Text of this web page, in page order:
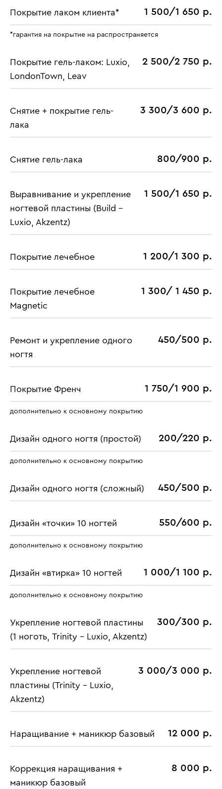
Покрытие лаком клиента* 1 500/1 650 р.
*гарантия на покрытие на распространяется
Покрытие гель-лаком: Luxio,
LondonTown, Leav
2 500/2 750 р.
Снятие + покрытие гель-
лака
3 300/3 600 р.
Снятие гель-лака 800/900 р.
Выравнивание и укрепление
ногтевой пластины (Build -
Luxio, Akzentz)
1 500/1 650 р.
Покрытие лечебное 1 200/1 300 р.
Покрытие лечебное
Magnetic
1 300/ 1 450 р.
Ремонт и укрепление одного
ногтя
450/500 р.
Покрытие Френч 1 750/1 900 р.
дополнительно к основному покрытию
Дизайн одного ногтя (простой) 200/220 р.
дополнительно к основному покрытию
Дизайн одного ногтя (сложный) 450/500 р.
Дизайн «точки» 10 ногтей 550/600 р.
дополнительно к основному покрытию
Дизайн «втирка» 10 ногтей 1 000/1 100 р.
дополнительно к основному покрытию
Укрепление ногтевой пластины
(1 ноготь, Trinity - Luxio, Akzentz)
300/300 р.
Укрепление ногтевой
пластины (Trinity - Luxio,
Akzentz)
3 000/3 000 р.
Наращивание + маникюр базовый 12 000 р.
Коррекция наращивания +
маникюр базовый
8 000 р.